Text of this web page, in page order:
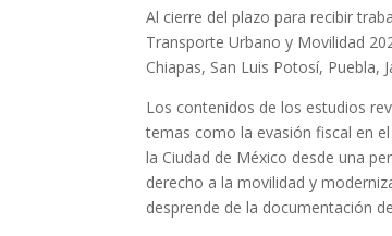
Al cierre del plazo para recibir
Transporte Urbano y Movilidad
Chiapas, San Luis Potosí, Puebla,
Los contenidos de los estudios
temas como la evasión fiscal en
la Ciudad de México desde una
derecho a la movilidad y
desprende de la documentación